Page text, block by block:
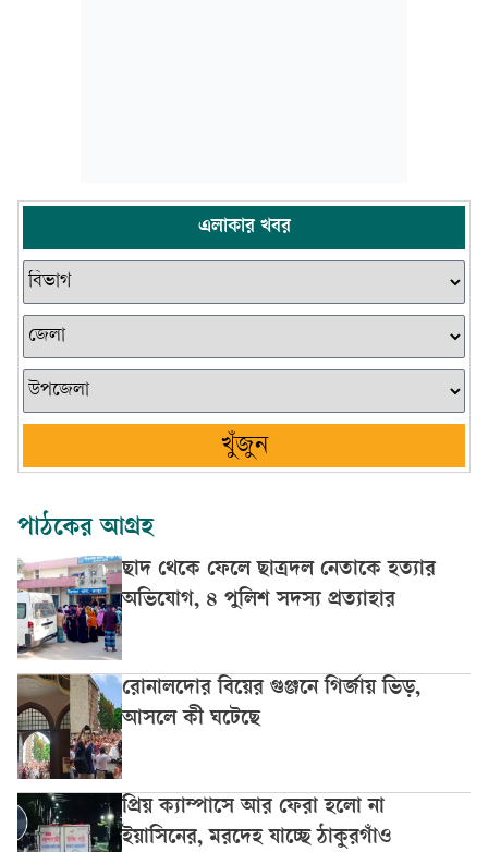
এলাকার খবর
খুঁজুন
পাঠকের আগ্রহ
ছাদ থেকে ফেলে ছাত্রদল নেতাকে হত্যার
অভিযোগ, ৪ পুলিশ সদস্য প্রত্যাহার
রোনালদোর বিয়ের গুঞ্জনে গির্জায় ভিড়,
আসলে কী ঘটেছে
প্রিয় ক্যাম্পাসে আর ফেরা হলো না
ইয়াসিনের, মরদেহ যাচ্ছে ঠাকুরগাঁও